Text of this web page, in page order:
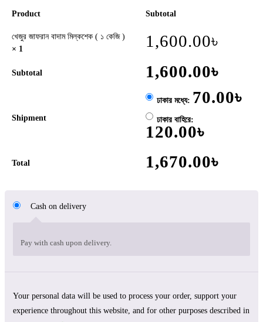
Product Subtotal
খেজুর জাফরান বাদাম মিল্কশেক ( ১ কেজি )
× 1
1,600.00৳
Subtotal 1,600.00৳
Shipment
ঢাকার মধ্যে: 70.00৳
ঢাকার বাহিরে:
120.00৳
Total 1,670.00৳
Cash on delivery
Pay with cash upon delivery.
Your personal data will be used to process your order, support your
experience throughout this website, and for other purposes described in